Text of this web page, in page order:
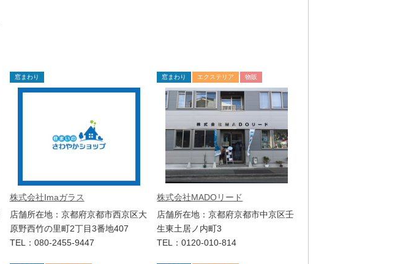
窓まわり
株式会社Imaガラス
店舗所在地：京都府京都市西京区大
原野西竹の里町2丁目3番地407
TEL：080-2455-9447
窓まわり エクステリア 物販
株式会社MADOリード
店舗所在地：京都府京都市中京区壬
生東土居ノ内町3
TEL：0120-010-814